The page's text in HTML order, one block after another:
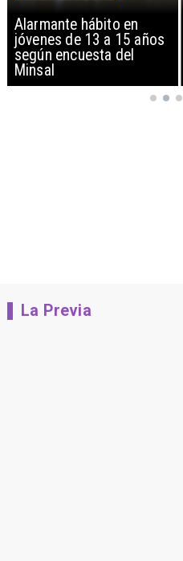
Alarmante hábito en
jóvenes de 13 a 15 años
según encuesta del
Minsal
La Previa